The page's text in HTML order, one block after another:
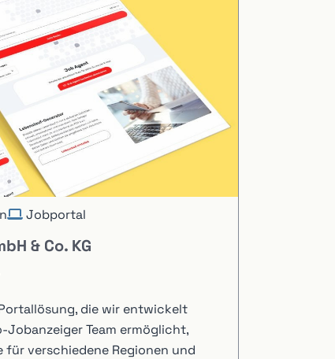
Jobportal
& Co. KG
die wir entwickelt
Jobanzeiger Team ermöglicht,
verschiedene Regionen und